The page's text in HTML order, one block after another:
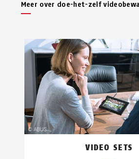
Meer over doe-het-zelf
VIDEO SETS